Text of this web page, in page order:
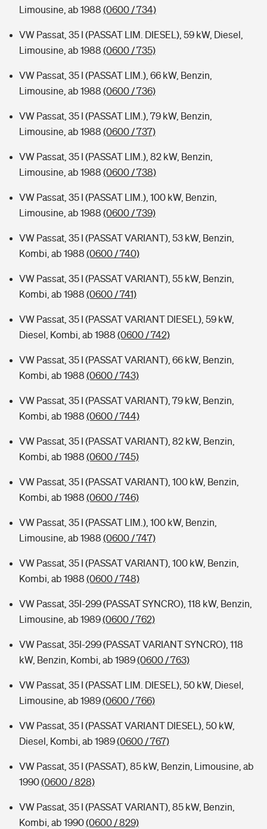
Limousine, ab 1988 (0600 / 734)
VW Passat, 35 I (PASSAT LIM. DIESEL), 59 kW, Diesel,
Limousine, ab 1988 (0600 / 735)
VW Passat, 35 I (PASSAT LIM.), 66 kW, Benzin,
Limousine, ab 1988 (0600 / 736)
VW Passat, 35 I (PASSAT LIM.), 79 kW, Benzin,
Limousine, ab 1988 (0600 / 737)
VW Passat, 35 I (PASSAT LIM.), 82 kW, Benzin,
Limousine, ab 1988 (0600 / 738)
VW Passat, 35 I (PASSAT LIM.), 100 kW, Benzin,
Limousine, ab 1988 (0600 / 739)
VW Passat, 35 I (PASSAT VARIANT), 53 kW, Benzin,
Kombi, ab 1988 (0600 / 740)
VW Passat, 35 I (PASSAT VARIANT), 55 kW, Benzin,
Kombi, ab 1988 (0600 / 741)
VW Passat, 35 I (PASSAT VARIANT DIESEL), 59 kW,
Diesel, Kombi, ab 1988 (0600 / 742)
VW Passat, 35 I (PASSAT VARIANT), 66 kW, Benzin,
Kombi, ab 1988 (0600 / 743)
VW Passat, 35 I (PASSAT VARIANT), 79 kW, Benzin,
Kombi, ab 1988 (0600 / 744)
VW Passat, 35 I (PASSAT VARIANT), 82 kW, Benzin,
Kombi, ab 1988 (0600 / 745)
VW Passat, 35 I (PASSAT VARIANT), 100 kW, Benzin,
Kombi, ab 1988 (0600 / 746)
VW Passat, 35 I (PASSAT LIM.), 100 kW, Benzin,
Limousine, ab 1988 (0600 / 747)
VW Passat, 35 I (PASSAT VARIANT), 100 kW, Benzin,
Kombi, ab 1988 (0600 / 748)
VW Passat, 35I-299 (PASSAT SYNCRO), 118 kW, Benzin,
Limousine, ab 1989(0600 / 762)
VW Passat, 35I-299 (PASSAT VARIANT SYNCRO), 118
kW, Benzin, Kombi, ab 1989(0600 / 763)
VW Passat, 35 I (PASSAT LIM. DIESEL), 50 kW, Diesel,
Limousine, ab 1989(0600 / 766)
VW Passat, 35 I (PASSAT VARIANT DIESEL), 50 kW,
Diesel, Kombi, ab 1989(0600 / 767)
VW Passat, 35 I (PASSAT), 85 kW, Benzin, Limousine, ab
1990(0600 / 828)
VW Passat, 35 I (PASSAT VARIANT), 85 kW, Benzin,
Kombi, ab 1990(0600 / 829)